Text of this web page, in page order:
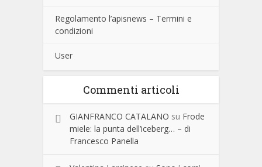
Regolamento l’apisnews – Termini e
condizioni
User
Commenti articoli
GIANFRANCO CATALANO su Frode
miele: la punta dell’iceberg… – di
Francesco Panella